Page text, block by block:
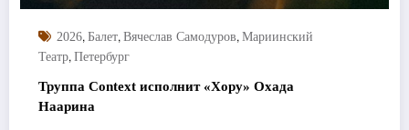
2026, Балет, Вячеслав Самодуров, Мариинский
Театр, Петербург
Труппа Context исполнит «Хору» Охада
Наарина